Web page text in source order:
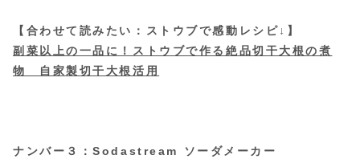
【合わせて読みたい：ストウブで感動レシピ↓】
副菜以上の一品に！ストウブで作る絶品切干大根の煮
物 自家製切干大根活用
ナンバー３：Sodastream ソーダメーカー